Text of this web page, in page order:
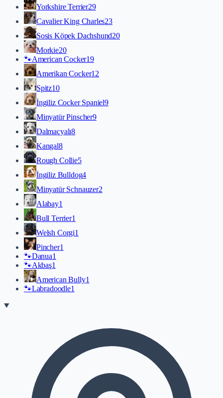
Yorkshire Terrier29
Cavalier King Charles23
Sosis Köpek Dachshund20
Morkie20
🐾American Cocker19
Amerikan Cocker12
Spitz10
İngiliz Cocker Spaniel9
Minyatür Pinscher9
Dalmaçyalı8
Kangal8
Rough Collie5
İngiliz Bulldog4
Minyatür Schnauzer2
Alabay1
Bull Terrier1
Welsh Corgi1
Pincher1
🐾Danua1
🐾Akbaş1
American Bully1
🐾Labradoodle1